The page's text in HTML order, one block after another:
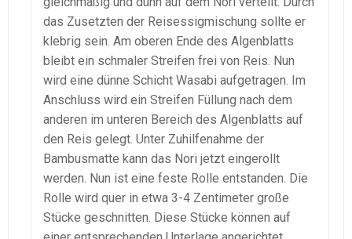
das Zusetzten der Reisessigmischung sollte er
klebrig sein. Am oberen Ende des Algenblatts
bleibt ein schmaler Streifen frei von Reis. Nun
wird eine dünne Schicht Wasabi aufgetragen. Im
Anschluss wird ein Streifen Füllung nach dem
anderen im unteren Bereich des Algenblatts auf
den Reis gelegt. Unter Zuhilfenahme der
Bambusmatte kann das Nori jetzt eingerollt
werden. Nun ist eine feste Rolle entstanden. Die
Rolle wird quer in etwa 3-4 Zentimeter große
Stücke geschnitten. Diese Stücke können auf